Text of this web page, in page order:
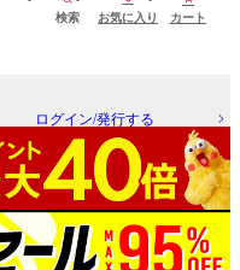
検索 お気に入り カート
ログイン/発行する